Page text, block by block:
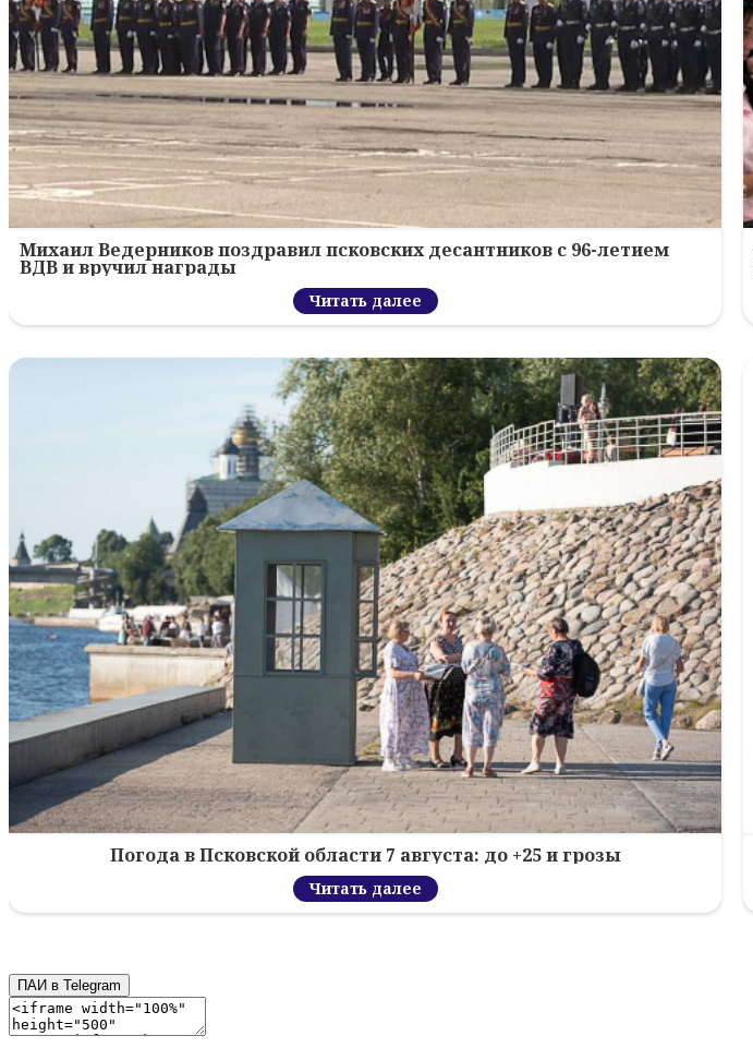
Михаил Ведерников поздравил псковских десантников с 96-летием
ВДВ и вручил награды
Читать далее
Погода в Псковской области 7 августа: до +25 и грозы
Читать далее
ПАИ в Telegram